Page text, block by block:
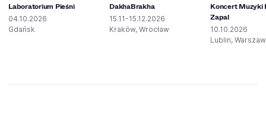
Laboratorium Pieśni
04.10.2026
Gdańsk
DakhaBrakha
15.11-15.12.2026
Kraków, Wrocław
Koncert Muzyki
Zapal
10.10.2026
Lublin,